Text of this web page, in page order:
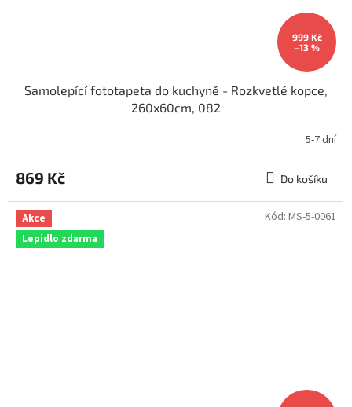
999 Kč
–13 %
Samolepící fototapeta do kuchyně - Rozkvetlé kopce,
260x60cm, 082
5-7 dní
869 Kč Do košíku
Akce
Lepidlo zdarma
Kód: MS-5-0061